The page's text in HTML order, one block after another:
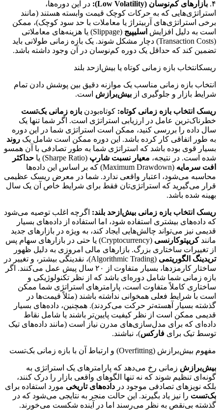
۴. بازارهای کم‌نوسان (Low Volatility):
در این دوره‌ها،
استراتژی‌هایی که به حرکات کوچک قیمت وابسته هستند (مانند
برخی استراتژی‌های آربیتراژ یا معاملات با حد سود کوچک)، ممکن
است به دلیل افزایش اسلیپیج
(Slippage) یا هزینه‌های معاملاتی
(Transaction Costs) دچار مشکل شوند. یک بازه زمانی طولانی باید
تضمین کند که حداقل یک دوره کم‌نوسان در آن وجود داشته باشد.
ریسکانتخاب بازه زمانی کوتاه یا بیش‌ازحد بلند
انتخاب بازه زمانی مناسب یک موازنه دقیق بین پوشش دادن تمام
شرایط بازار و جلوگیری از بیش‌برازش است.
ریسک انتخاب بازه زمانی کوتاه: کوتاه‌بودن بازه زمانی بک‌تست
خطرناک‌ترین عامل در ارزیابی استراتژی است. اگر شما تنها یک
سال داده را بررسی کنید، ممکن است استراتژی شما در این دوره
به طور اتفاقی کار کرده باشد. این دوره ممکن است شامل یک روند
بسیار قوی بوده باشد که استراتژی شما به طور تصادفی با آن همسو
شده است. در نتیجه، معیار نسبت شارپ (Sharpe Ratio) یا
حداکثر
افت سرمایه
(Maximum Drawdown) که بر اساس این داده‌ها
محاسبه می‌شود، اعتبار واقعی ندارد. شما در معرض ریسک عظیمی
قرار می‌گیرید که استراتژی‌تان فقط برای شرایط خاص آن یک سال
بهینه شده باشد.
ریسک انتخاب بازه زمانی بیش‌ازحد بلند: اگرچه اغلب توصیه می‌شود
که داده‌های بیشتری استفاده شود، اما استفاده از داده‌های بسیار
قدیمی نیز می‌تواند چالش‌هایی ایجاد کند، به ویژه در بازارهای جدید
مانندکریپتوکارنسی
(Cryptocurrency) یا حتی در بازارهای سهام پس
از تغییرات ساختاری بزرگ. بازارهای مالی امروزی به دلیل ظهور
تریدینگ الگوریتمی
(Algorithmic Trading)، نقدینگی بیشتر، و تغییر در
ساختار کارمزدها، بسیار متفاوت از ۲۰ سال پیش عمل می‌کنند. اگر
بازه زمانی شما شامل دوره‌ای باشد که از نظر تکنولوژیکی و
ساختاری کاملاً متفاوت است، پارامترهای استراتژی شما ممکن
است با شرایط فعلی همخوانی نداشته باشند (مثلاً قیمت‌ها در
گذشته بسیار آهسته‌تر حرکت می‌کردند). همچنین، داده‌های بسیار
قدیمی ممکن است از نظر کیفیت پایین‌تر باشند یا شامل نقاط
داده‌ای که برای مدل‌سازی‌های مدرن نیاز است (مانند داده‌های تیک
توسط تیک برای فارکس)، نباشند.
مفهوم بیش‌برازش (Overfitting) و ارتباط آن با بازه زمانی بک‌تست
بیش‌برازش زمانی رخ می‌دهد که پارامترهای یک استراتژی به
گونه‌ای تنظیم شوند که نه تنها الگوهای واقعی بازار را درک کنند،
بلکه نویزهای تصادفی موجود در داده‌های تاریخی مورد استفاده برای
بک‌تست را نیز یاد بگیرند. این حالت منجر به نتایجی می‌شود که در
گذشته بی‌نقص به نظر می‌رسند اما در آینده شکست می‌خورند.